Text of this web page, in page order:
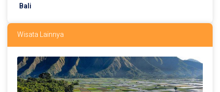
Bali
Wisata Lainnya